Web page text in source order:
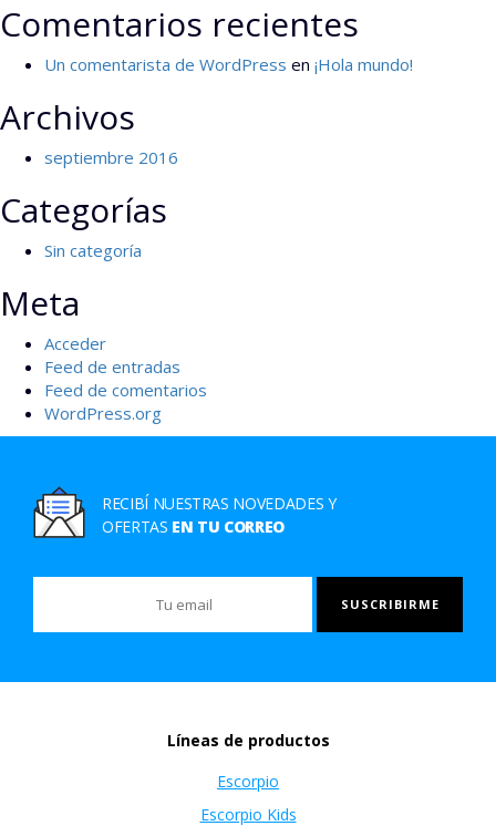
Comentarios recientes
Un comentarista de WordPress en ¡Hola mundo!
Archivos
septiembre 2016
Categorías
Sin categoría
Meta
Acceder
Feed de entradas
Feed de comentarios
WordPress.org
RECIBÍ NUESTRAS NOVEDADES Y
OFERTAS EN TU CORREO
Líneas de productos
Escorpio
Escorpio Kids